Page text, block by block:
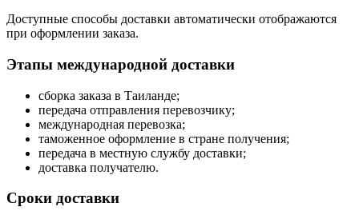
Доступные способы доставки автоматически отображаются
при оформлении заказа.
Этапы международной доставки
сборка заказа в Таиланде;
передача отправления перевозчику;
международная перевозка;
таможенное оформление в стране получения;
передача в местную службу доставки;
доставка получателю.
Сроки доставки